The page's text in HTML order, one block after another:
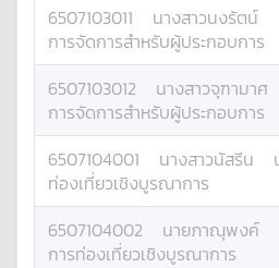
6507103011 นางสาวนงรัตน์
การจัดการสำหรับผู้ประกอบการ
6507103012 นางสาวจุฑามาศ
การจัดการสำหรับผู้ประกอบการ
6507104001 นางสาวนัสรีน
ท่องเที่ยวเชิงบูรณาการ
6507104002 นายภาณุพงค์
การท่องเที่ยวเชิงบูรณาการ